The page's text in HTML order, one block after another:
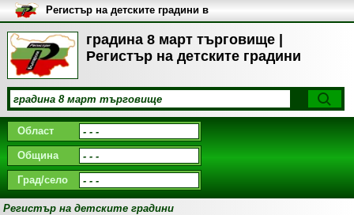
градина 8 март търговище |
Регистър на детските градини
Регистър на детските градини в
България
Област
Община
Град/село
Регистър на детските градини